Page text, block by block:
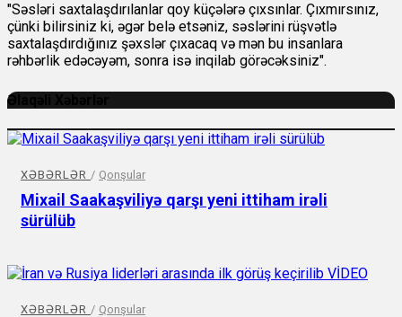
"Səsləri saxtalaşdırılanlar qoy küçələrə çıxsınlar. Çıxmırsınız,
çünki bilirsiniz ki, əgər belə etsəniz, səslərini rüşvətlə
saxtalaşdırdığınız şəxslər çıxacaq və mən bu insanlara
rəhbərlik edəcəyəm, sonra isə inqilab görəcəksiniz".
Əlaqəli Xəbərlər
XƏBƏRLƏR / Qonşular
Mixail Saakaşviliyə qarşı yeni ittiham irəli
sürülüb
XƏBƏRLƏR / Qonşular